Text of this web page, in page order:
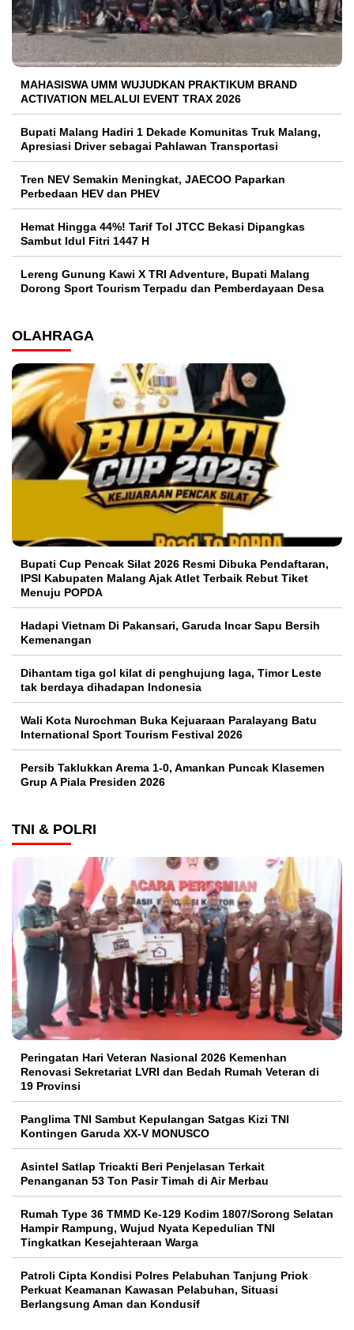
MAHASISWA UMM WUJUDKAN PRAKTIKUM BRAND
ACTIVATION MELALUI EVENT TRAX 2026
Bupati Malang Hadiri 1 Dekade Komunitas Truk Malang,
Apresiasi Driver sebagai Pahlawan Transportasi
Tren NEV Semakin Meningkat, JAECOO Paparkan
Perbedaan HEV dan PHEV
Hemat Hingga 44%! Tarif Tol JTCC Bekasi Dipangkas
Sambut Idul Fitri 1447 H
Lereng Gunung Kawi X TRI Adventure, Bupati Malang
Dorong Sport Tourism Terpadu dan Pemberdayaan Desa
OLAHRAGA
Bupati Cup Pencak Silat 2026 Resmi Dibuka Pendaftaran,
IPSI Kabupaten Malang Ajak Atlet Terbaik Rebut Tiket
Menuju POPDA
Hadapi Vietnam Di Pakansari, Garuda Incar Sapu Bersih
Kemenangan
Dihantam tiga gol kilat di penghujung laga, Timor Leste
tak berdaya dihadapan Indonesia
Wali Kota Nurochman Buka Kejuaraan Paralayang Batu
International Sport Tourism Festival 2026
Persib Taklukkan Arema 1-0, Amankan Puncak Klasemen
Grup A Piala Presiden 2026
TNI & POLRI
Peringatan Hari Veteran Nasional 2026 Kemenhan
Renovasi Sekretariat LVRI dan Bedah Rumah Veteran di
19 Provinsi
Panglima TNI Sambut Kepulangan Satgas Kizi TNI
Kontingen Garuda XX-V MONUSCO
Asintel Satlap Tricakti Beri Penjelasan Terkait
Penanganan 53 Ton Pasir Timah di Air Merbau
Rumah Type 36 TMMD Ke-129 Kodim 1807/Sorong Selatan
Hampir Rampung, Wujud Nyata Kepedulian TNI
Tingkatkan Kesejahteraan Warga
Patroli Cipta Kondisi Polres Pelabuhan Tanjung Priok
Perkuat Keamanan Kawasan Pelabuhan, Situasi
Berlangsung Aman dan Kondusif